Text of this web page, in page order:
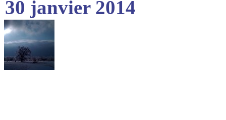
30 janvier 2014